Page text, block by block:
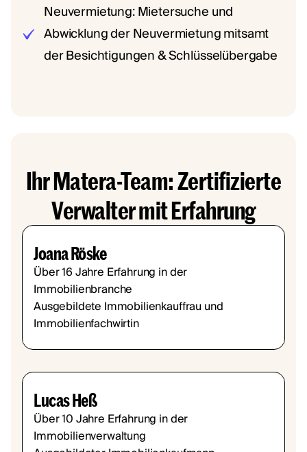
Neuvermietung: Mietersuche und
Abwicklung der Neuvermietung mitsamt
der Besichtigungen & Schlüsselübergabe
Ihr Matera-Team: Zertifizierte
Verwalter mit Erfahrung
Joana Röske
Über 16 Jahre Erfahrung in der
Immobilienbranche
Ausgebildete Immobilienkauffrau und
Immobilienfachwirtin
Lucas Heß
Über 10 Jahre Erfahrung in der
Immobilienverwaltung